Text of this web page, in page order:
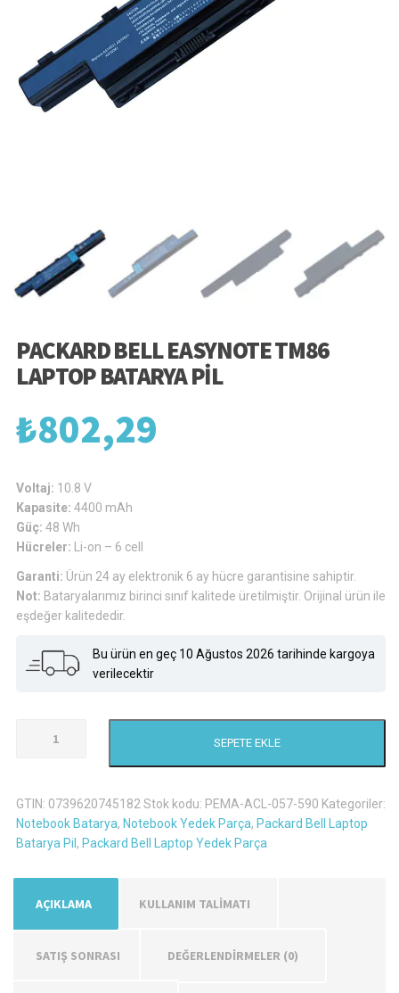
PACKARD BELL EASYNOTE TM86
LAPTOP BATARYA PIL
₺802,29
Voltaj: 10.8 V
Kapasite: 4400 mAh
Güç: 48 Wh
Hücreler:
Li-on – 6 cell
Garanti: Ürün 24 ay elektronik 6 ay hücre garantisine sahiptir.
Not: Bataryalarımız birinci sınıf kalitede üretilmiştir. Orijinal ürün ile
eşdeğer kalitededir.
Bu ürün en geç 10 Ağustos 2026 tarihinde kargoya
verilecektir
Laptop
Batarya
Pil
SEPETE EKLE
GTIN: 0739620745182 Stok kodu: PEMA-ACL-057-590 Kategoriler:
Notebook Batarya, Notebook Yedek Parça, Packard Bell Laptop
Batarya Pil , Packard Bell Laptop Yedek Parça
AÇIKLAMA KULLANIM TALİMATI
SATIŞ SONRASI DEĞERLENDIRMELER (0)